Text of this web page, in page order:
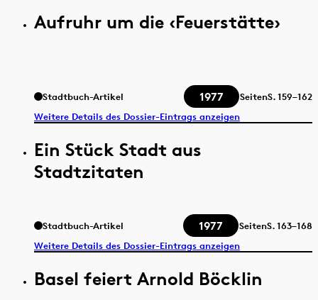
Aufruhr um die ‹Feuerstätte›
Stadtbuch-Artikel 1977 SeitenS.159–162
Weitere Details des Dossier-Eintrags anzeigen
Ein Stück Stadt aus
Stadtzitaten
Stadtbuch-Artikel 1977 SeitenS.163–168
Weitere Details des Dossier-Eintrags anzeigen
Basel feiert Arnold Böcklin